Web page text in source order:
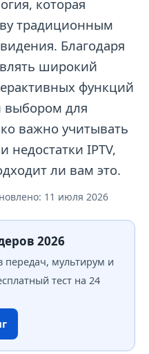
которая
традиционным
Благодаря
широкий
функций
выбором для
важно учитывать
недостатки IPTV,
ли вам это.
11 июля 2026
2026
передач, мультирум и
тест на 24